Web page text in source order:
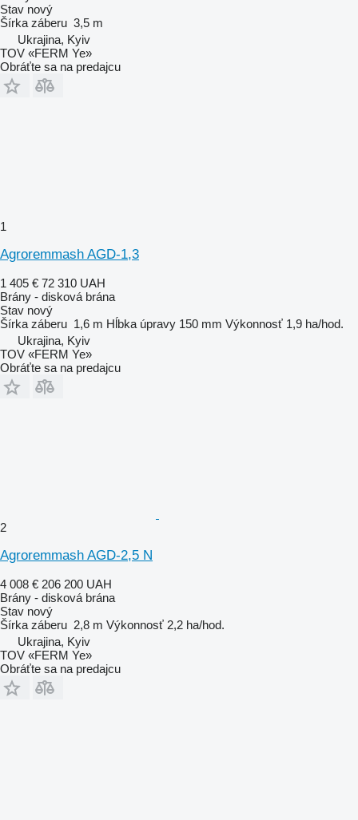
Stav nový
Šírka záberu 3,5 m
Ukrajina, Kyiv
TOV «FERM Ye»
Obráťte sa na predajcu
1
Agroremmash AGD-1,3
1 405 € 72 310 UAH
Brány - disková brána
Stav nový
Šírka záberu 1,6 m Hĺbka úpravy 150 mm Výkonnosť 1,9 ha/hod.
Ukrajina, Kyiv
TOV «FERM Ye»
Obráťte sa na predajcu
2
Agroremmash AGD-2,5 N
4 008 € 206 200 UAH
Brány - disková brána
Stav nový
Šírka záberu 2,8 m Výkonnosť 2,2 ha/hod.
Ukrajina, Kyiv
TOV «FERM Ye»
Obráťte sa na predajcu